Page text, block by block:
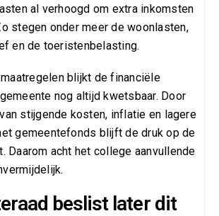
al verhoogd om extra inkomsten
stegen onder meer de woonlasten,
en de toeristenbelasting.
blijkt de financiële
nog altijd kwetsbaar. Door
stijgende kosten, inflatie en lagere
gemeentefonds blijft de druk op de
Daarom acht het college aanvullende
beslist later dit